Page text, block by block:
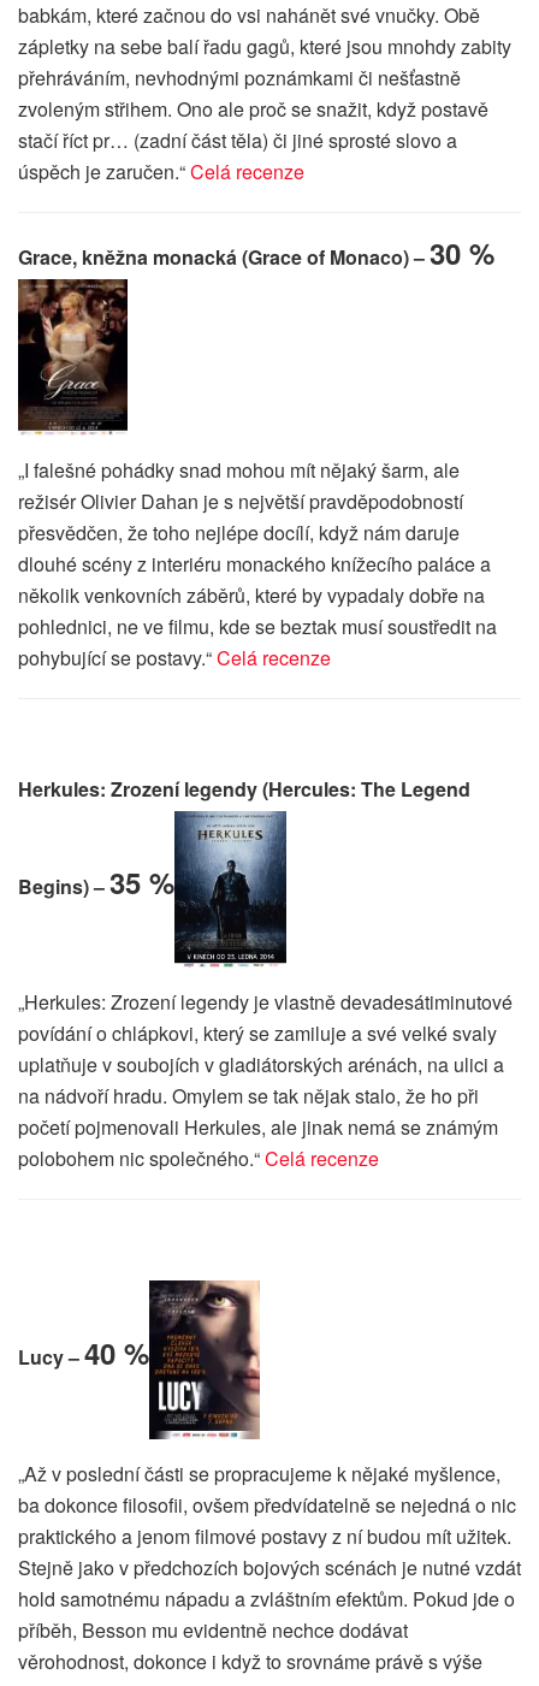
babkám, které začnou do vsi nahánět své vnučky. Obě
zápletky na sebe balí řadu gagů, které jsou mnohdy zabity
přehráváním, nevhodnými poznámkami či nešťastně
zvoleným střihem. Ono ale proč se snažit, když postavě
stačí říct pr… (zadní část těla) či jiné sprosté slovo a
úspěch je zaručen.“Celá recenze
Grace, kněžna monacká (Grace of Monaco) –30 %
„I falešné pohádky snad mohou mít nějaký šarm, ale
režisér Olivier Dahan je s největší pravděpodobností
přesvědčen, že toho nejlépe docílí, když nám daruje
dlouhé scény z interiéru monackého knížecího paláce a
několik venkovních záběrů, které by vypadaly dobře na
pohlednici, ne ve filmu, kde se beztak musí soustředit na
pohybující se postavy.“Celá recenze
Herkules: Zrození legendy (Hercules: The Legend
Begins) –35 %
„Herkules: Zrození legendy je vlastně devadesátiminutové
povídání o chlápkovi, který se zamiluje a své velké svaly
uplatňuje v soubojích v gladiátorských arénách, na ulici a
na nádvoří hradu. Omylem se tak nějak stalo, že ho při
početí pojmenovali Herkules, ale jinak nemá se známým
polobohem nic společného.“Celá recenze
Lucy –40 %
„Až v poslední části se propracujeme k nějaké myšlence,
ba dokonce filosofii, ovšem předvídatelně se nejedná o nic
praktického a jenom filmové postavy z ní budou mít užitek.
Stejně jako v předchozích bojových scénách je nutné vzdát
hold samotnému nápadu a zvláštním efektům. Pokud jde o
příběh, Besson mu evidentně nechce dodávat
věrohodnost, dokonce i když to srovnáme právě s výše